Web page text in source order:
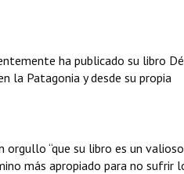
ha publicado su libro
la Patagonia y desde su propia
orgullo “que su libro es un valioso
más apropiado para no sufrir